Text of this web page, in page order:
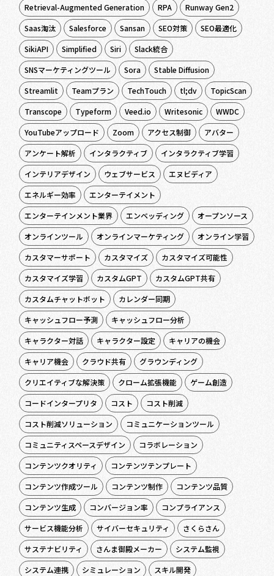
Retrieval-Augmented Generation
RPA
Runway Gen2
Saas淘汰
Salesforce Sansan SEO対策
SEO最適化
SikiAPI
Simplified Siri
Slack統合
SNSマーケティングツール
Sora
Stable Diffusion
Streamlit
Teamプラン TechTouch tl;dv
TopicScan
Transcope
Typeform Veed.io Writesonic
WWDC
YouTubeアップロード
Zoom アクセス制御
アバター
アンケート解析
インタラクティブ
インタラクティブ学習
インテリアデザイン
ウェブサービス
エヌビディア
エネルギー効率
エンターテイメント
エンターテインメント業界
エンベッディング
オープンソース
オンラインツール
オンラインマーケティング
オンライン学習
カスタマーサポート
カスタマイズ
カスタマイズ可能性
カスタマイズ学習
カスタムGPT
カスタムGPT共有
カスタムチャットボット
カレンダー同期
キャッシュフロー予測
キャッシュフロー分析
キャラクター対話
キャラクター設定
キャリアの機会
キャリア機会
クラウド共有
グラウンディング
クリエイティブな解決策
クローム拡張機能
ゲーム創造
コードインタープリタ
コスト
コスト削減
コスト削減ソリューション
コミュニケーションツール
コミュニティスペースデザイン
コラボレーション
コンテンツクオリティ
コンテンツテンプレート
コンテンツ作成ツール
コンテンツ制作
コンテンツ品質
コンテンツ生成
コンバージョン率
コンプライアンス
サービス機能分析
サイバーセキュリティ
さくらさん
サステナビリティ
さんま御殿メーカー
システム監視
システム連携
シミュレーション スキル開発